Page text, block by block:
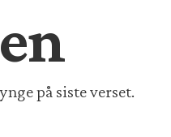
på siste verset.